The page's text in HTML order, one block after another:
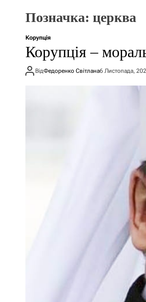
Позначка: церква
Корупція
Корупція –
ВідФедоренко Світлана6 Листопада,